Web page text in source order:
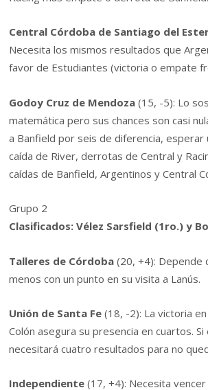
Central Córdoba de Santiago del
Necesita los mismos resultados que
favor de Estudiantes (victoria o empate
Godoy Cruz de Mendoza (15, -5): Lo
matemática pero sus chances son casi
a Banfield por seis de diferencia, esperar
caída de River, derrotas de Central y
caídas de Banfield, Argentinos y Central
Grupo 2
Clasificados: Vélez Sarsfield (1ro.) y
Talleres de Córdoba (20, +4): Depende
menos con un punto en su visita a Lanús.
Unión de Santa Fe (18, -2): La victoria
Colón asegura su presencia en cuartos.
necesitará cuatro resultados para no
Independiente (17, +4): Necesita